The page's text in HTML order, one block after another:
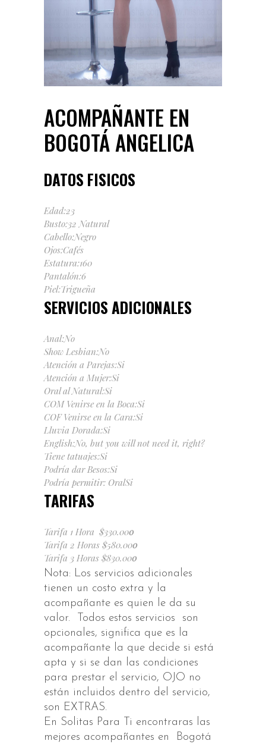
ACOMPAÑANTE EN
BOGOTÁ ANGELICA
DATOS FISICOS
Edad:23
Busto:32 Natural
Cabello:Negro
Ojos:Cafés
Estatura:160
Pantalón:6
Piel:Trigueña
SERVICIOS ADICIONALES
Anal:No
Show Lesbian:No
Atención a Parejas:Si
Atención a Mujer:Si
Oral al Natural:Si
COM Venirse en la Boca:Si
COF Venirse en la Cara:Si
Lluvia Dorada:Si
English:No, but you will not need it, right?
Tiene tatuajes:Si
Podría dar Besos:Si
Podría permitir: OralSi
TARIFAS
Tarifa 1 Hora $330.000
Tarifa 2 Horas $580.000
Tarifa 3 Horas $830.000
Nota: Los servicios adicionales
tienen un costo extra y la
acompañante es quien le da su
valor. Todos estos servicios son
opcionales, significa que es la
acompañante la que decide si está
apta y si se dan las condiciones
para prestar el servicio, OJO no
están incluidos dentro del servicio,
son EXTRAS.
En Solitas Para Ti encontraras las
mejores acompañantes en Bogotá